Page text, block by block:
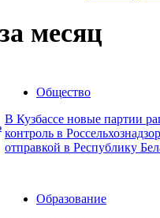
месяц
Общество
В Кузбассе новые партии
контроль в
отправкой в Республику
Образование